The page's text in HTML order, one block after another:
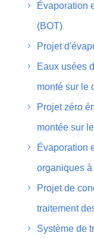
Évaporation
(BOT)
Projet
Eaux usées
monté sur le
Projet zéro
montée sur
Évaporation
organiques
Projet de
traitement
Système de